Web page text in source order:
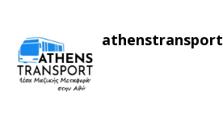
athenstransport